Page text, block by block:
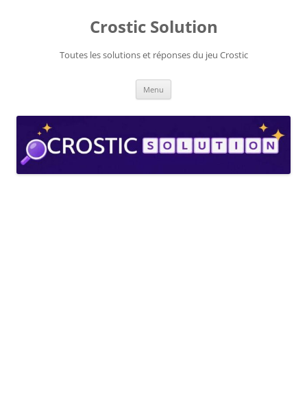
Crostic Solution
Toutes les solutions et réponses du jeu Crostic
Menu